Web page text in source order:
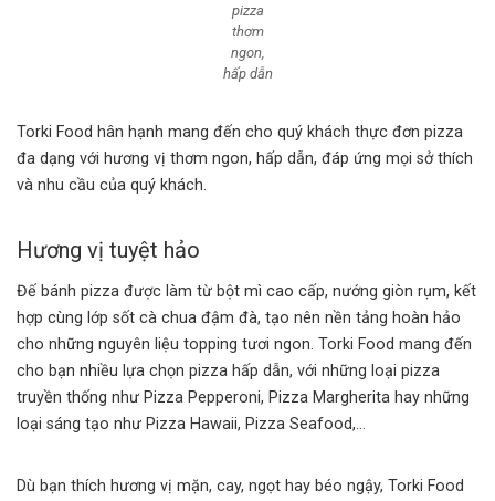
pizza
thơm
ngon,
hấp dẫn
Torki Food hân hạnh mang đến cho quý khách thực đơn pizza
đa dạng với hương vị thơm ngon, hấp dẫn, đáp ứng mọi sở thích
và nhu cầu của quý khách.
Hương vị tuyệt hảo
Đế bánh pizza được làm từ bột mì cao cấp, nướng giòn rụm, kết
hợp cùng lớp sốt cà chua đậm đà, tạo nên nền tảng hoàn hảo
cho những nguyên liệu topping tươi ngon. Torki Food mang đến
cho bạn nhiều lựa chọn pizza hấp dẫn, với những loại pizza
truyền thống như Pizza Pepperoni, Pizza Margherita hay những
loại sáng tạo như Pizza Hawaii, Pizza Seafood,…
Dù bạn thích hương vị mặn, cay, ngọt hay béo ngậy, Torki Food